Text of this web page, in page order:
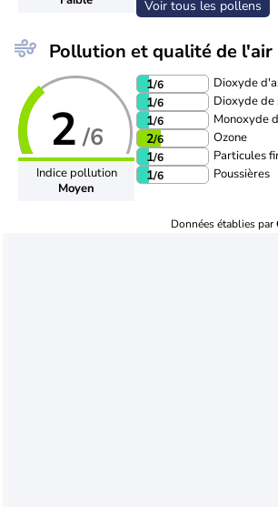
Voir tous les pollens
Pollution et qualité de l'air
2 /6
Indice pollution
Moyen
1/6 Dioxyde
1/6 Dioxyde de
1/6 Monoxyde
2/6 Ozone
1/6 Particules
1/6 Poussières
Données établies par